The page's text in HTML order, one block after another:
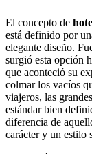
El concepto de
está definido por
elegante diseño.
surgió esta opción
que aconteció su
colmar los vacíos
viajeros, las
estándar bien
diferencia de
carácter y un estilo